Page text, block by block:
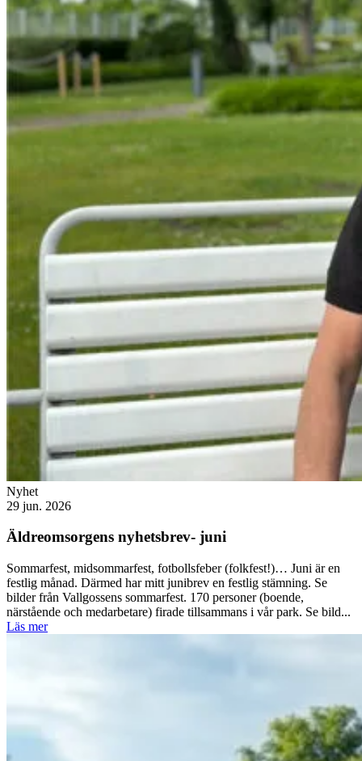
Nyhet
29 jun. 2026
Äldreomsorgens nyhetsbrev- juni
Sommarfest, midsommarfest, fotbollsfeber (folkfest!)… Juni är en
festlig månad. Därmed har mitt junibrev en festlig stämning. Se
bilder från Vallgossens sommarfest. 170 personer (boende,
närstående och medarbetare) firade tillsammans i vår park. Se bild...
Läs mer